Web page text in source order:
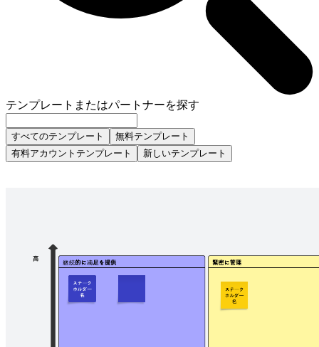
テンプレートまたはパートナーを探す
すべてのテンプレート
無料テンプレート
有料アカウントテンプレート
新しいテンプレート